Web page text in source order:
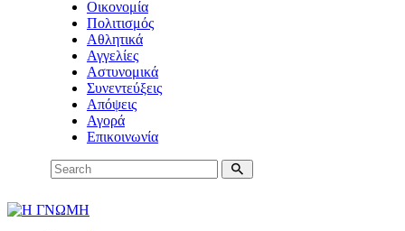
Οικονομία
Πολιτισμός
Αθλητικά
Αγγελίες
Αστυνομικά
Συνεντεύξεις
Απόψεις
Αγορά
Επικοινωνία